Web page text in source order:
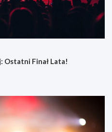
Ostatni Finał Lata!